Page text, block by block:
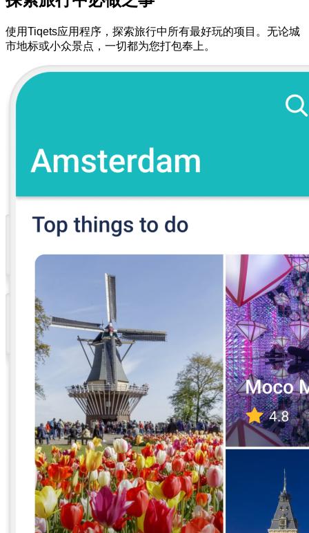
使用Tiqets应用程序，探索旅行中所有最好玩的项目。无论城
市地标或小众景点，一切都为您打包奉上。